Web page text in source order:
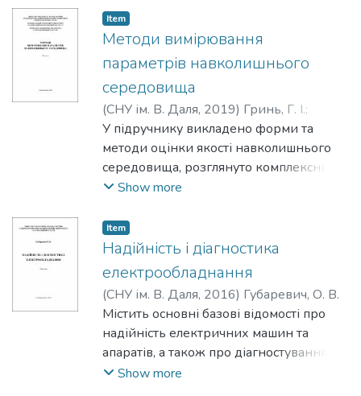
аспірантів, викладачів, психологів.
коригування, внормування, безпечного
й екологічного проживання. Підручник
адресований здобувачам вищої
психологічної освіти, науково-
педагогічним працівникам ЗВО,
психологам, психотерапевтам та ін.
Item
Методи вимірювання
параметрів навколишнього
середовища
(СНУ ім. В. Даля, 2019) Гринь, Г. І.;
Мохонько, В. І.;Суворін, О. В.;Кузнєцов,
П. В.;Гринь, С. О.;Ожередова, М. А.;
Кошовець, М. В.;Зубцов, Є. І.;
Пономарьов, В. О.
У підручнику викладено форми та
методи оцінки якості навколишнього
середовища, розглянуто комплексний
підхід у проведенні моніторингових
додаються існуючі нормативи якості
довкілля України, наведено методи
дослідження параметрів повітря, води
та ґрунту, розглянуто прилади і
пристрої, які використовуються для цих
досліджень.
Призначено для здобувачів вищої
освіти екологічних спеціальностей
вищих навчальних закладів,
Show more
Item
Надійність і діагностика
електрообладнання
(СНУ ім. В. Даля, 2016) Губаревич, О. В.
Містить основні базові відомості про
надійність електричних машин та
апаратів, а також про діагностування у
сполученні з прогнозуванням
Show more